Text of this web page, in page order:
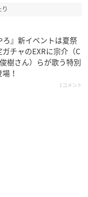
ろ』新イベントは夏祭
ガチャのEXRに宗介（C
樹さん）らが歌う特別
！
1コメント